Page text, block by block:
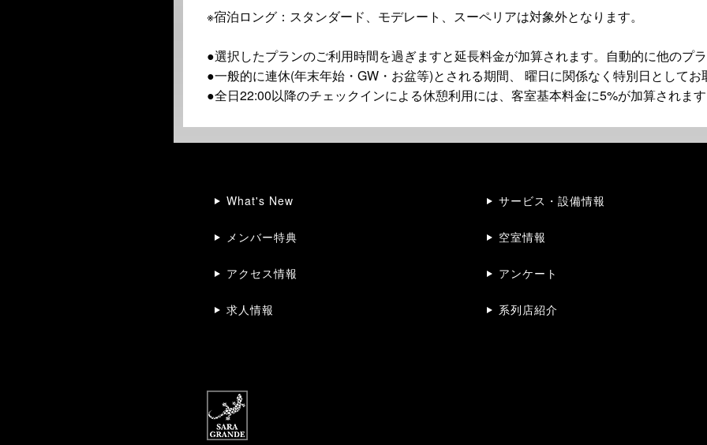
※宿泊ロング：スタンダード、モデレート、スーペリアは対象外となります。
●選択したプランのご利用時間を過ぎますと延長料金が加算されます。自動的に他のプ
●一般的に連休(年末年始・GW・お盆等)とされる期間、 曜日に関係なく特別日として
●全日22:00以降のチェックインによる休憩利用には、客室基本料金に5%が加算されます
What's New サービス・設備情報
メンバー特典 空室情報
アクセス情報 アンケート
求人情報 系列店紹介